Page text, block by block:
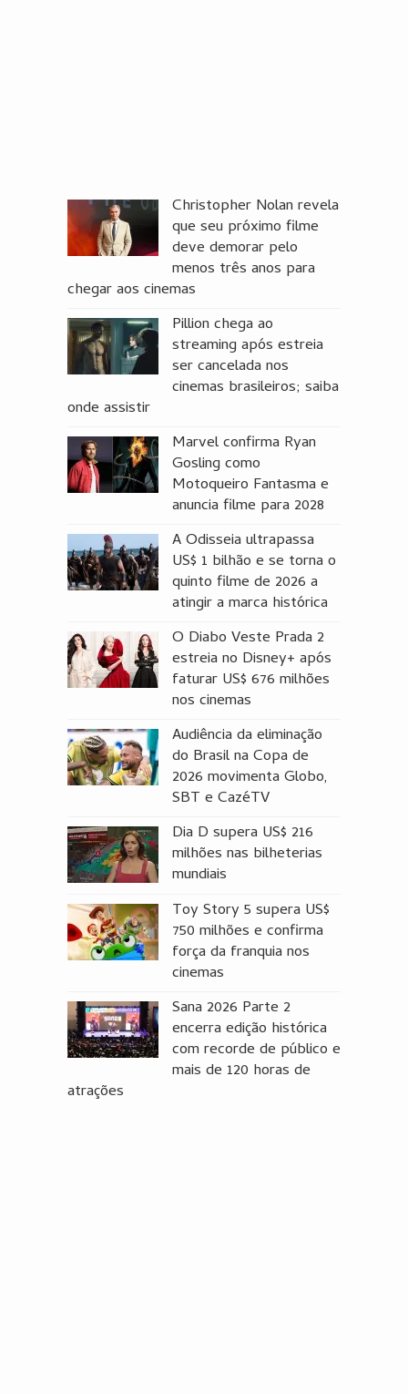
Christopher Nolan revela
que seu próximo filme
deve demorar pelo
menos três anos para
chegar aos cinemas
Pillion chega ao
streaming após estreia
ser cancelada nos
cinemas brasileiros; saiba
onde assistir
Marvel confirma Ryan
Gosling como
Motoqueiro Fantasma e
anuncia filme para 2028
A Odisseia ultrapassa
US$ 1 bilhão e se torna o
quinto filme de 2026 a
atingir a marca histórica
O Diabo Veste Prada 2
estreia no Disney+ após
faturar US$ 676 milhões
nos cinemas
Audiência da eliminação
do Brasil na Copa de
2026 movimenta Globo,
SBT e CazéTV
Dia D supera US$ 216
milhões nas bilheterias
mundiais
Toy Story 5 supera US$
750 milhões e confirma
força da franquia nos
cinemas
Sana 2026 Parte 2
encerra edição histórica
com recorde de público e
mais de 120 horas de
atrações